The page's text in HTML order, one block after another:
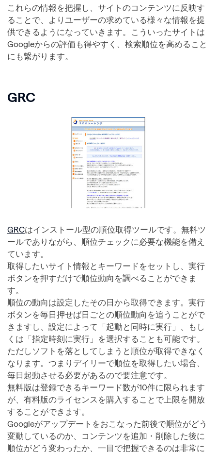
これらの情報を把握し、サイトのコンテンツに反映す
ることで、よりユーザーの求めている様々な情報を提
供できるようになっていきます。こういったサイトは
Googleからの評価も得やすく、検索順位を高めること
にも繋がります。
GRC
GRCはインストール型の順位取得ツールです。無料ツ
ールでありながら、順位チェックに必要な機能を備え
ています。
取得したいサイト情報とキーワードをセットし、実行
ボタンを押すだけで順位動向を調べることができま
す。
順位の動向は設定したその日から取得できます。実行
ボタンを毎日押せば日ごとの順位動向を追うことがで
きますし、設定によって「起動と同時に実行」、もし
くは「指定時刻に実行」を選択することも可能です。
ただしソフトを落としてしまうと順位が取得できなく
なります。つまりデイリーで順位を取得したい場合、
毎日起動させる必要があるので要注意です。
無料版は登録できるキーワード数が10件に限られます
が、有料版のライセンスを購入することで上限を開放
することができます。
Googleがアップデートをおこなった前後で順位がどう
変動しているのか、コンテンツを追加・削除した後に
順位がどう変わったか、一目で把握できるのは非常に